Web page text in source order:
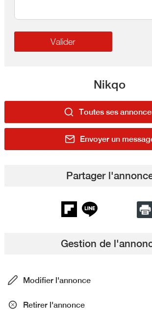
Nikqo
Toutes ses
Envoyer un
Partager
Gestion de
Modifier l'annonce
Retirer l'annonce